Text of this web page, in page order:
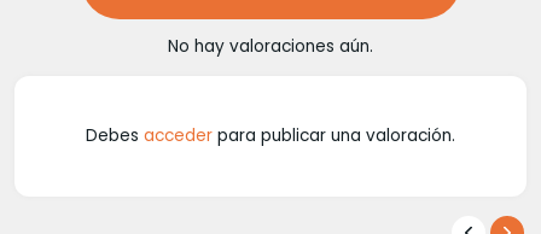
No hay valoraciones aún.
Debes acceder para publicar una valoración.